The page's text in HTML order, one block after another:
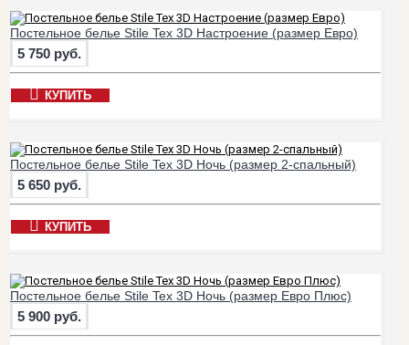
Постельное белье Stile Tex 3D Настроение (размер Евро)
5 750 руб.
КУПИТЬ
Постельное белье Stile Tex 3D Ночь (размер 2-спальный)
5 650 руб.
КУПИТЬ
Постельное белье Stile Tex 3D Ночь (размер Евро Плюс)
5 900 руб.